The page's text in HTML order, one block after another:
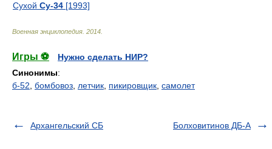
Сухой Су-34 [1993]
Военная энциклопедия 2014
Игры ⚽
Нужно сделать НИР?
Синонимы:
б-52 бомбовоз летчик пикировщик самолет
Архангельский СБ Болховитинов ДБ-А